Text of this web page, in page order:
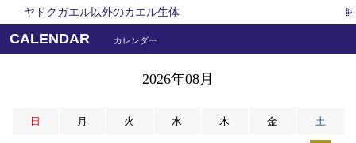
ヤドクガエル以外のカエル生体
CALENDAR カレンダー
2026年08月
日 月 火 水 木 金 土